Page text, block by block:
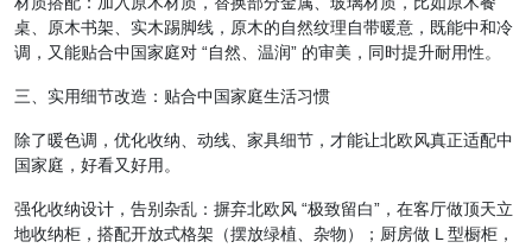
桌、原木书架、实木踢脚线，原木的自然纹理自带暖意，既能中和冷
调，又能贴合中国家庭对 “自然、温润” 的审美，同时提升耐用性。
三、实用细节改造：贴合中国家庭生活习惯
除了暖色调，优化收纳、动线、家具细节，才能让北欧风真正适配中
国家庭，好看又好用。
强化收纳设计，告别杂乱：摒弃北欧风 “极致留白”，在客厅做顶天立
地收纳柜，搭配开放式格架（摆放绿植、杂物）；厨房做 L 型橱柜，